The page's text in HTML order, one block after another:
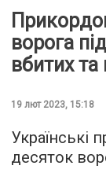
ворога
вбитих
19 лют 2023, 15:18
Українські
десяток